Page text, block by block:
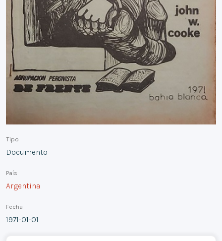
Tipo
Documento
País
Argentina
Fecha
1971-01-01